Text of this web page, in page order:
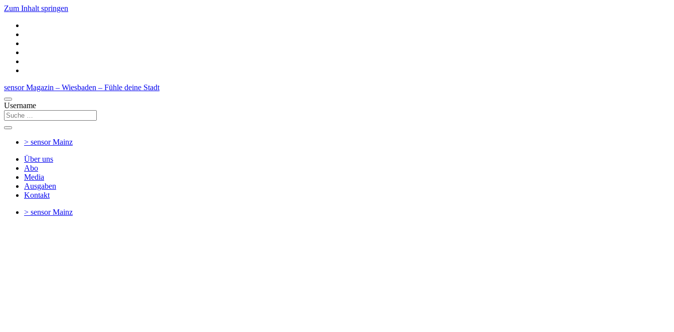
Zum Inhalt springen
sensor Magazin – Wiesbaden – Fühle deine Stadt
Username
> sensorMainz
Über uns
Abo
Media
Ausgaben
Kontakt
> sensorMainz